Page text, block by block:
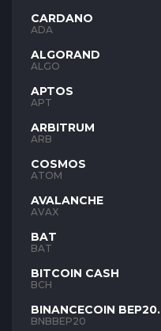
CARDANO
ADA
ALGORAND
ALGO
APTOS
APT
ARBITRUM
ARB
COSMOS
ATOM
AVALANCHE
AVAX
BAT
BAT
BITCOIN CASH
BCH
BINANCECOIN BEP20
BNB
BNBBEP20